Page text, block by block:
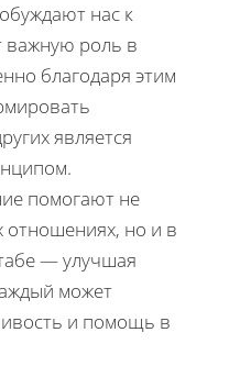
нас к
важную роль в
благодаря этим
является
помогают не
отношениях, но и в
— улучшая
может
и помощь в